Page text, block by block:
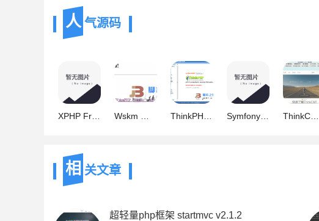
人 气源码
XPHP Framework(一个简单的PHP框架) V1.0.2 Wskm 轻量级的PHP开发框架 0.1.1 ThinkPHP v5.0.24 PHP框架 完整包 Symfony(PHP高效开发框架) v4.4.51 ThinkCMFX php版内容管理框架 v8.0
相 关文章
超轻量php框架 startmvc v2.1.2